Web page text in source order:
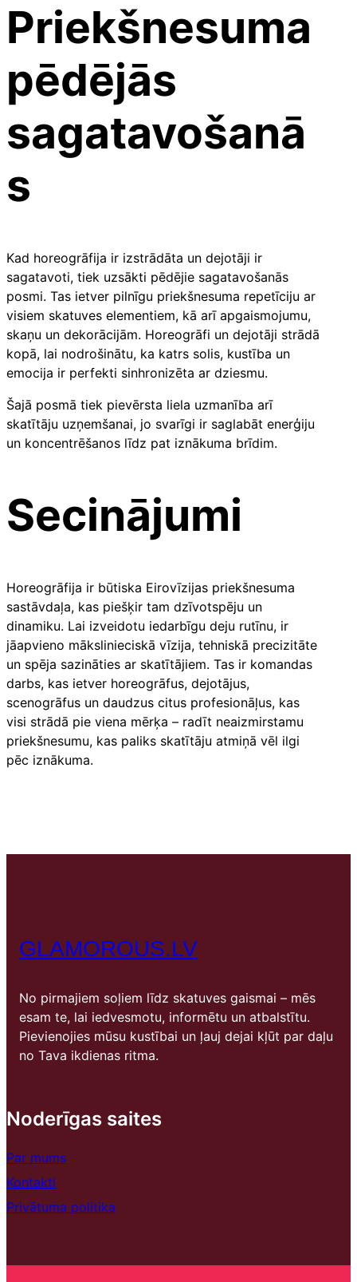
Priekšnesuma
pēdējās
sagatavošanā
s
Kad horeogrāfija ir izstrādāta un dejotāji ir
sagatavoti, tiek uzsākti pēdējie sagatavošanās
posmi. Tas ietver pilnīgu priekšnesuma repetīciju ar
visiem skatuves elementiem, kā arī apgaismojumu,
skaņu un dekorācijām. Horeogrāfi un dejotāji strādā
kopā, lai nodrošinātu, ka katrs solis, kustība un
emocija ir perfekti sinhronizēta ar dziesmu.
Šajā posmā tiek pievērsta liela uzmanība arī
skatītāju uzņemšanai, jo svarīgi ir saglabāt enerģiju
un koncentrēšanos līdz pat iznākuma brīdim.
Secinājumi
Horeogrāfija ir būtiska Eirovīzijas priekšnesuma
sastāvdaļa, kas piešķir tam dzīvotspēju un
dinamiku. Lai izveidotu iedarbīgu deju rutīnu, ir
jāapvieno mākslinieciskā vīzija, tehniskā precizitāte
un spēja sazināties ar skatītājiem. Tas ir komandas
darbs, kas ietver horeogrāfus, dejotājus,
scenogrāfus un daudzus citus profesionāļus, kas
visi strādā pie viena mērķa – radīt neaizmirstamu
priekšnesumu, kas paliks skatītāju atmiņā vēl ilgi
pēc iznākuma.
GLAMOROUS.LV
No pirmajiem soļiem līdz skatuves gaismai – mēs
esam te, lai iedvesmotu, informētu un atbalstītu.
Pievienojies mūsu kustībai un ļauj dejai kļūt par daļu
no Tava ikdienas ritma.
Noderīgas saites
Par mums
Kontakti
Privātuma politika